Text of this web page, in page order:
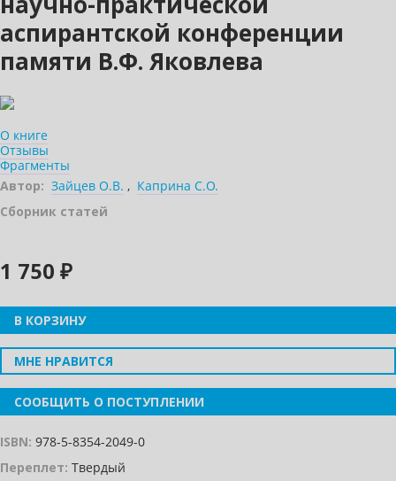
аспирантской конференции
памяти В.Ф. Яковлева
О книге
Отзывы
Фрагменты
Автор: Зайцев О.В. , Каприна С.О.
Сборник статей
1 750 ₽
В КОРЗИНУ
МНЕ НРАВИТСЯ
СООБЩИТЬ О ПОСТУПЛЕНИИ
ISBN: 978-5-8354-2049-0
Переплет: Твердый